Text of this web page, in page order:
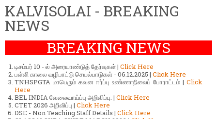
KALVISOLAI - BREAKING
NEWS
BREAKING NEWS
டிசம்பர் 10 - ல் அரையாண்டுத் தேர்வுகள் | Click Here
பள்ளி காலை வழிபாட்டு செயல்பாடுகள் - 06.12.2025 | Click Here
TNHSPGTA மாபெரும் கவன ஈர்ப்பு உண்ணாநிலைப் போராட்டம் | Click
Here
BEL INDIA வேலைவாய்ப்பு அறிவிப்பு. | Click Here
CTET 2026 அறிவிப்பு | Click Here
DSE - Non Teaching Staff Details | Click Here